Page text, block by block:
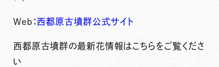
Web： 西都原古墳群公式サイト
西都原古墳群の最新花情報はこちらをご覧くださ
い